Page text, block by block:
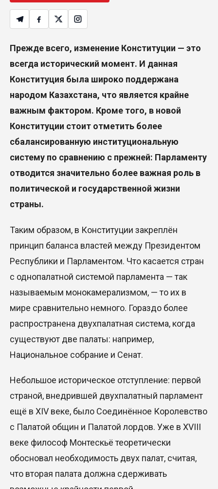
Прежде всего, изменение Конституции — это
всегда исторический момент. И данная
Конституция была широко поддержана
народом Казахстана, что является крайне
важным фактором. Кроме того, в новой
Конституции стоит отметить более
сбалансированную институциональную
систему по сравнению с прежней: Парламенту
отводится значительно более важная роль в
политической и государственной жизни
страны.
Таким образом, в Конституции закреплён
принцип баланса властей между Президентом
Республики и Парламентом. Что касается стран
с однопалатной системой парламента —так
называемым монокамерализмом, —то их в
мире сравнительно немного. Гораздо более
распространена двухпалатная система, когда
существуют две палаты: например,
Национальное собрание и Сенат.
Небольшое историческое отступление: первой
страной, внедрившей двухпалатный парламент
ещё в XIV веке, было Соединённое Королевство
с Палатой общин и Палатой лордов. Уже в XVIII
веке философ Монтескьётеоретически
обосновал необходимость двух палат, считая,
что вторая палата должна сдерживать